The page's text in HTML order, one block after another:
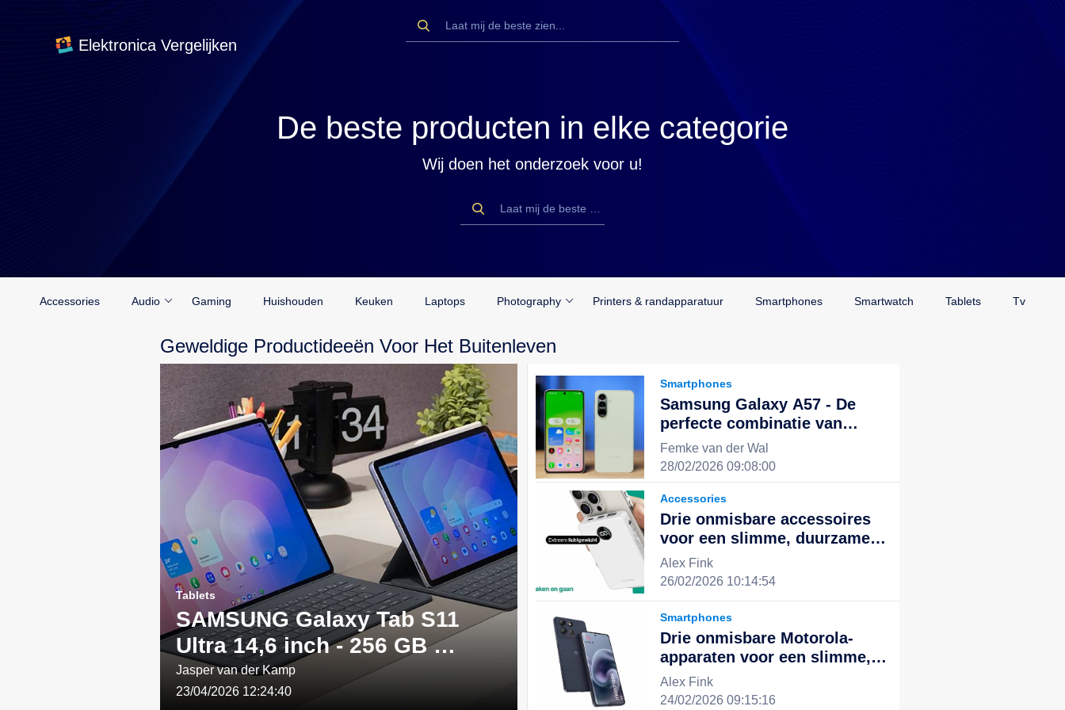
Elektronica Vergelijken
De beste producten in elke categorie
Wij doen het onderzoek voor u!
Accessories Audio Gaming Huishouden Keuken Laptops Photography Printers & randapparatuur Smartphones Smartwatch Tablets Tv
Geweldige Productideeën Voor Het Buitenleven
Tablets
SAMSUNG Galaxy Tab S11
Ultra 14,6 inch - 256 GB -
WIFI - Grijs: Een perfecte
combinatie van
Jasper van der Kamp
23/04/2026 12:24:40
Smartphones
Samsung Galaxy A57 - De
perfecte combinatie van
uitstekende prestaties en
stijlvol design, de nieuwe
keuze voor een slim leven
Femke van der Wal
28/02/2026 09:08:00
Accessories
Drie onmisbare accessoires
voor een slimme, duurzame
en geïntegreerde digitale
ervaring
Alex Fink
26/02/2026 10:14:54
Smartphones
Drie onmisbare Motorola-
apparaten voor een slimme,
efficiënte en duurzame
digitale ervaring
Alex Fink
24/02/2026 09:15:16